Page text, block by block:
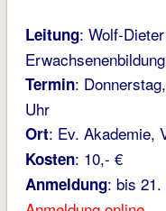
Leitung: Wolf-
Termin:
Uhr
Ort: Ev. Akademie,
Kosten: 10,- €
Anmeldung: bis 21.